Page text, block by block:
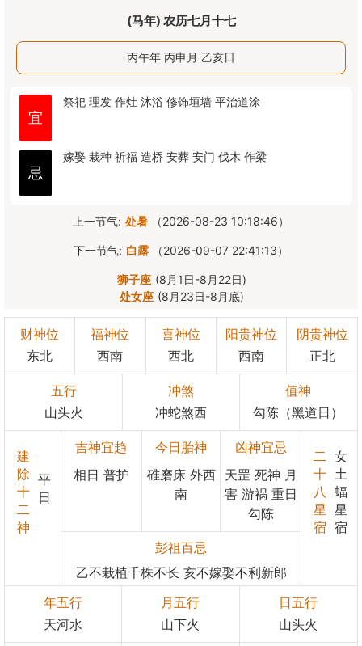
(马年) 农历七月十七
丙午年 丙申月 乙亥日
宜
祭祀 理发 作灶 沐浴 修饰垣墙 平治道涂
忌
嫁娶 栽种 祈福 造桥 安葬 安门 伐木 作梁
上一节气: 处暑 （2026-08-23 10:18:46）
下一节气: 白露 （2026-09-07 22:41:13）
狮子座 (8月1日-8月22日)
处女座 (8月23日-8月底)
财神位
东北
福神位
西南
喜神位
西北
阳贵神位
西南
阴贵神位
正北
五行
山头火
冲煞
冲蛇煞西
值神
勾陈（黑道日）
建
除
十
二
神
平
日
吉神宜趋
相日 普护
今日胎神
碓磨床 外西
南
凶神宜忌
天罡 死神 月
害 游祸 重日
勾陈
彭祖百忌
乙不栽植千株不长 亥不嫁娶不利新郎
二
十
八
星
宿
女
土
蝠
星
宿
年五行
天河水
月五行
山下火
日五行
山头火